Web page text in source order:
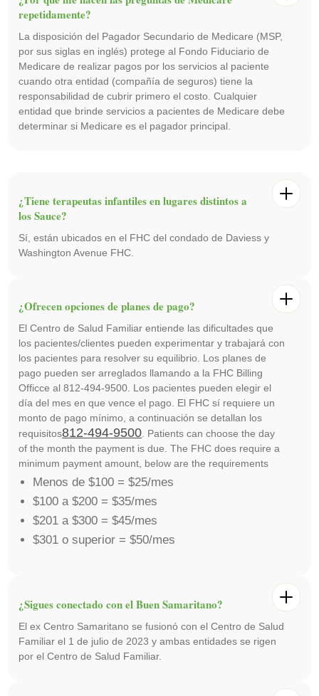
repetidamente?
La disposición del Pagador Secundario de Medicare (MSP,
por sus siglas en inglés) protege al Fondo Fiduciario de
Medicare de realizar pagos por los servicios al paciente
cuando otra entidad (compañía de seguros) tiene la
responsabilidad de cubrir primero el costo. Cualquier
entidad que brinde servicios a pacientes de Medicare debe
determinar si Medicare es el pagador principal.
¿Tiene terapeutas infantiles en lugares distintos a
los Sauce?
Sí, están ubicados en el FHC del condado de Daviess y
Washington Avenue FHC.
¿Ofrecen opciones de planes de pago?
El Centro de Salud Familiar entiende las dificultades que
los pacientes/clientes pueden experimentar y trabajará con
los pacientes para resolver su equilibrio. Los planes de
pago pueden ser arreglados llamando a la FHC Billing
Officce al 812-494-9500. Los pacientes pueden elegir el
día del mes en que vence el pago. El FHC sí requiere un
monto de pago mínimo, a continuación se detallan los
requisitos812-494-9500 . Patients can choose the day
of the month the payment is due. The FHC does require a
minimum payment amount, below are the requirements
Menos de $100 = $25/mes
$100 a $200 = $35/mes
$201 a $300 = $45/mes
$301 o superior = $50/mes
¿Sigues conectado con el Buen Samaritano?
El ex Centro Samaritano se fusionó con el Centro de Salud
Familiar el 1 de julio de 2023 y ambas entidades se rigen
por el Centro de Salud Familiar.